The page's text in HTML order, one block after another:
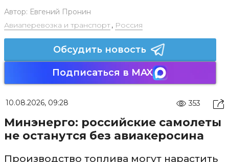
Автор: Евгений Пронин
Авиаперевозка и транспорт, Россия
Обсудить новость
Подписаться в MAX
10.08.2026, 09:28 353
Минэнерго: российские самолеты
не останутся без авиакеросина
Производство топлива могут нарастить